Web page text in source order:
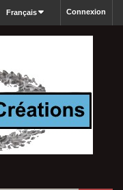
Connexion
Français